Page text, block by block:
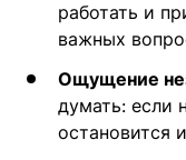
работать и
важных
Ощущение
думать: если
остановится